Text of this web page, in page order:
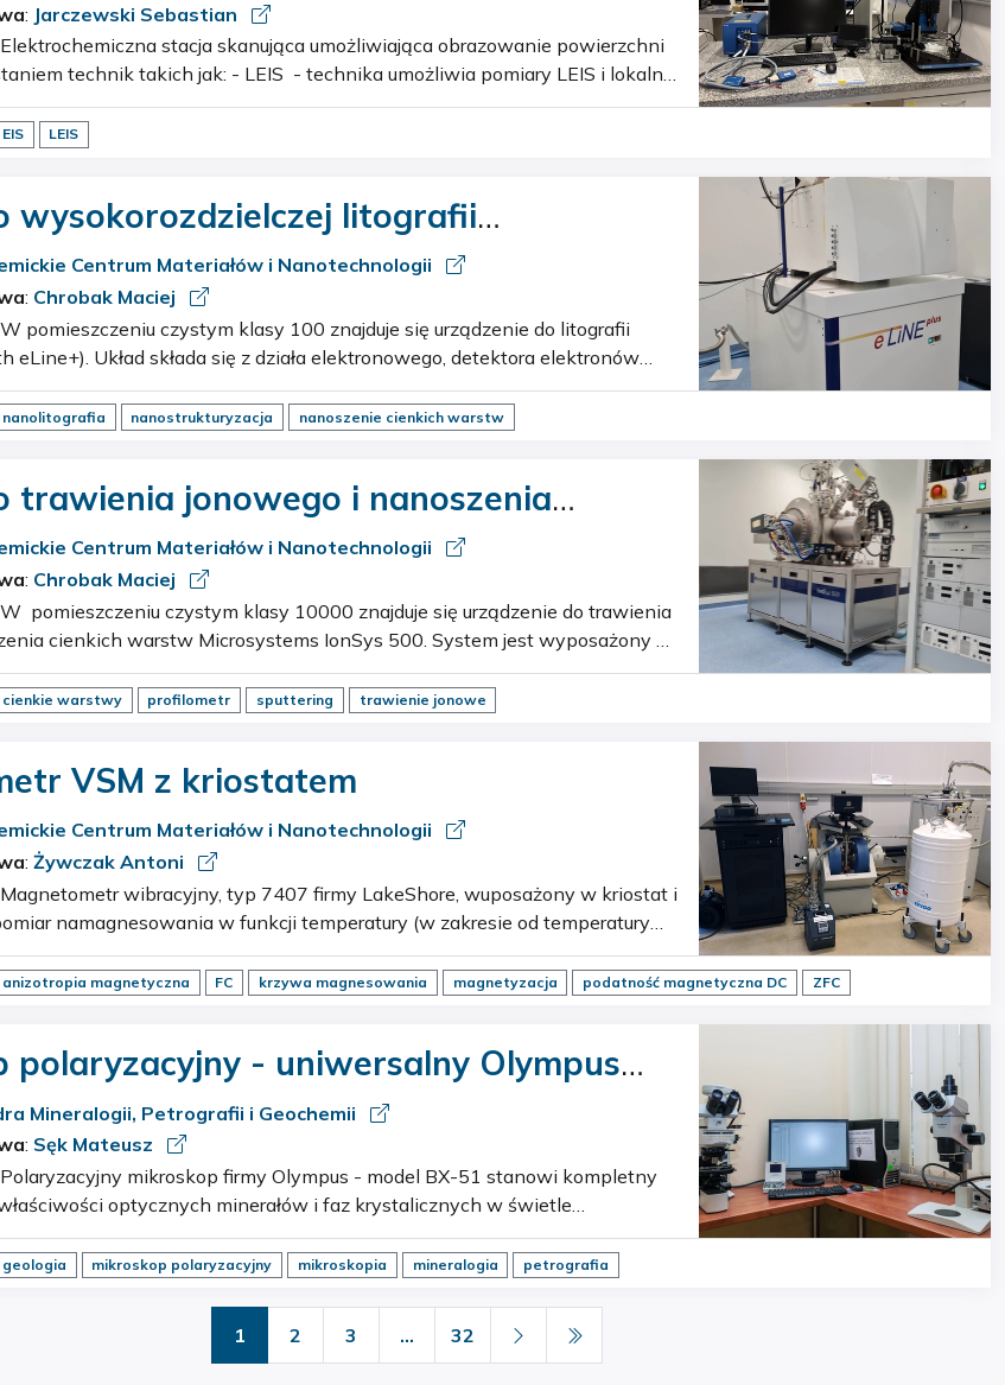
: Jarczewski Sebastian
- LEIS - technika umożliwia pomiary LEIS i lokalnej
elektrochemicznej (LEIM). W LEIS mierzone …
EIS LEIS
wysokorozdzielczej litografii
Centrum Materiałów i Nanotechnologii
: Chrobak Maciej
eLine+). Układ składa się z działa elektronowego, detektora elektronów
in-lens, interferometru laserowe…
nanolitografia nanostrukturyzacja nanoszenie cienkich warstw
trawienia jonowego i nanoszenia
Centrum Materiałów i Nanotechnologii
: Chrobak Maciej
cienkich warstw Microsystems IonSys 500. System jest wyposażony w
z detektorem SIMS, który umożliwia trawie…
cienkie warstwy profilometr sputtering trawienie jonowe
VSM z kriostatem
Centrum Materiałów i Nanotechnologii
: Żywczak Antoni
namagnesowania w funkcji temperatury (w zakresie od temperatury
ºC), w funkcji zewnętrznego pola magnetycznego (do 2.5 Tesla…
anizotropia magnetyczna FC krzywa magnesowania magnetyzacja podatność magnetyczna DC ZFC
- uniwersalny Olympus
Mineralogii, Petrografii i Geochemii
: Sęk Mateusz
optycznych minerałów i faz krystalicznych w świetle
i odbitym. Mikroskop został wyposażony w kamerę cyfrową
geologia mikroskop polaryzacyjny mikroskopia mineralogia petrografia
1 2 3 … 32